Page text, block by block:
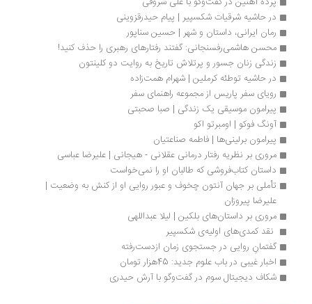
در حاشیه شرقیات شکسپیر | پیام حیدرقزوینی
رمان ایرانی، داستان و شهر | حسین سناپور
محسن هاشمی‌رفسنجانی: گفتند رفتارهای رهبری را حذف کنید!
زندگی زنان جسور و پرتلاش تاریخ به روایت دو کلینتون
در حاشیه توطئه کرملین | شهرام همت‌زاده
رویای سفر پاریس از مجموعه راهنمای سفر
پیرامون موسیقی یک زندگی | صبا صحبتی
آونگ فوکو | اومبرتو اکو
پیرامون برلینی‌ها | فاطمه صناعتیان
مروری بر نظریه رفتار درمانی عقلانی - هیجانی | علیرضا عباسی
داستان کتاب‌فروشی که طالبان او را نمی‌خواست
تأملی بر جهان آنتون چخوف و عبور روایی او از کنش به وضعیت |
علیرضا پیروزان
مروری بر داستان‌های بلکین | لیلا عبداللهی
نقد کمدی‌های اولیه‌ی شکسپیر
گفتمانِ روایی در جستجوی زمان ازدست‌رفته
اخبار غیبی در باب علوم جدید: 45هزار تومان
شکاف دیجیتال سوم در گفت‌وگو با آرش حیدری